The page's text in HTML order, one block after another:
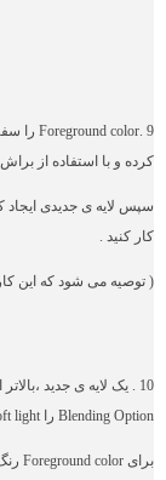
9 .
Foreground color را
کرده و با استفاده از براش
سپس لایه ی جدیدی ایجاد
کار کنید .
( توصیه می شود که این
10 . یک لایه ی جدید ،بالاتر از لایه های
Blending Option را light
برای Foreground color